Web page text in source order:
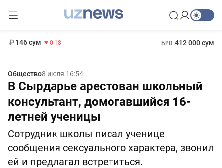
146 сум -0.18 БРВ 412 000 сум
Общество8 июля 16:54
В Сырдарье арестован школьный
консультант, домогавшийся 16-
летней ученицы
Сотрудник школы писал ученице
сообщения сексуального характера, звонил
ей и предлагал встретиться.